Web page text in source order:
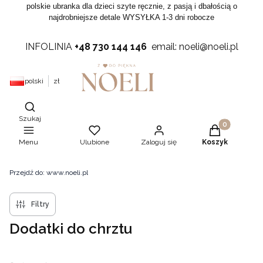
polskie ubranka dla dzieci szyte ręcznie, z pasją i dbałością o
najdrobniejsze detale WYSYŁKA 1-3 dni robocze
INFOLINIA +48 730 144 146 email: noeli@noeli.pl
polski zł
Otwórz wyszukiwarkę
Szukaj
Menu Ulubione Zaloguj się
Produkty w
Koszyk
Przejdź do: www.noeli.pl
Filtry
Dodatki do chrztu